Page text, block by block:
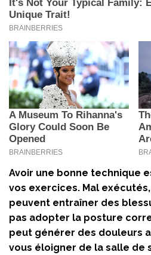
Avoir une bonne technique
vos exercices. Mal
peuvent entraîner des
pas adopter la posture
peut générer des douleurs
vous éloigner de la salle de